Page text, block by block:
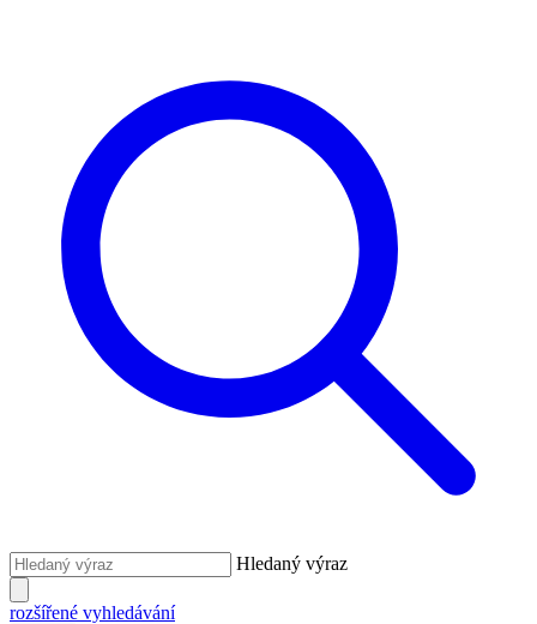
Hledaný výraz
rozšířené vyhledávání